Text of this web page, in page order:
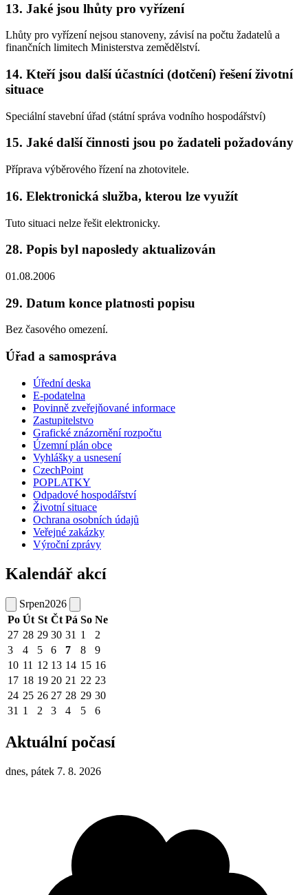
13. Jaké jsou lhůty pro vyřízení
Lhůty pro vyřízení nejsou stanoveny, závisí na počtu žadatelů a
finančních limitech Ministerstva zemědělství.
14. Kteří jsou další účastníci (dotčení) řešení životní
situace
Speciální stavební úřad (státní správa vodního hospodářství)
15. Jaké další činnosti jsou po žadateli požadovány
Příprava výběrového řízení na zhotovitele.
16. Elektronická služba, kterou lze využít
Tuto situaci nelze řešit elektronicky.
28. Popis byl naposledy aktualizován
01.08.2006
29. Datum konce platnosti popisu
Bez časového omezení.
Úřad a samospráva
Úřední deska
E-podatelna
Povinně zveřejňované informace
Zastupitelstvo
Grafické znázornění rozpočtu
Územní plán obce
Vyhlášky a usnesení
CzechPoint
POPLATKY
Odpadové hospodářství
Životní situace
Ochrana osobních údajů
Veřejné zakázky
Výroční zprávy
Kalendář akcí
Srpen2026
Po Út St Čt Pá So Ne
27 28 29 30 31 1
2
3
4 5 6 7 8
9
10 11 12 13 14 15 16
17 18 19 20 21 22 23
24 25 26 27 28 29 30
31 1 2 3 4 5 6
Aktuální počasí
dnes, pátek 7. 8. 2026